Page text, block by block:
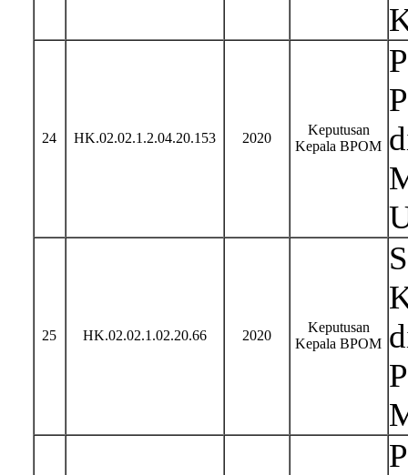
24 HK.02.02.1.2.04.20.153 2020
Keputusan
Kepala BPOM
25 HK.02.02.1.02.20.66 2020
Keputusan
Kepala BPOM